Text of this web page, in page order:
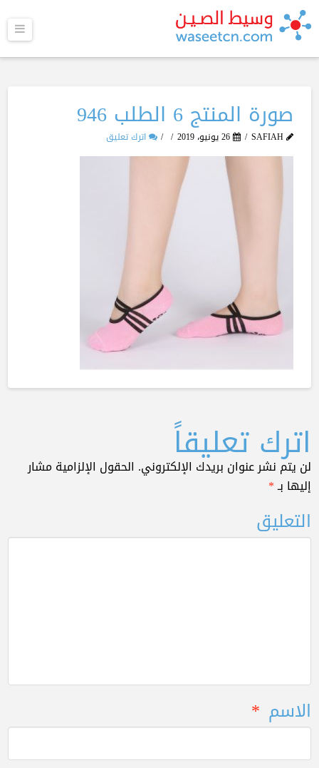
صورة المنتج 6 الطلب 946
SAFIAH 26 يونيو، 2019 اترك تعليق
اترك تعليقاً
لن يتم نشر عنوان بريدك الإلكتروني. الحقول الإلزامية مشار
إليها بـ*
التعليق
الاسم *